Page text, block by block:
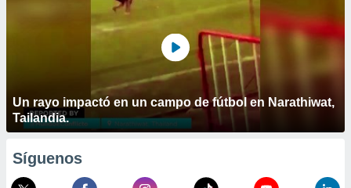
Un rayo impactó en un campo de fútbol en Narathiwat,
Tailandia.
Síguenos